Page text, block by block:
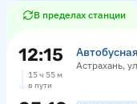
В пределах станции
12:15 Астрахань,
15 ч 55 м
в пути